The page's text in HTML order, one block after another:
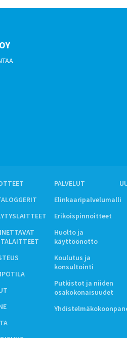
PALVELUT
Elinkaaripalvelumalli
Erikoispinnoitteet
Huolto ja
käyttöönotto
Koulutus ja
konsultointi
Putkistot ja niiden
osakokonaisuudet